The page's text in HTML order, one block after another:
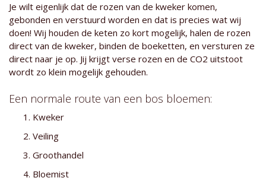
Je wilt eigenlijk dat de rozen van de kweker komen,
gebonden en verstuurd worden en dat is precies wat wij
doen! Wij houden de keten zo kort mogelijk, halen de rozen
direct van de kweker, binden de boeketten, en versturen ze
direct naar je op. Jij krijgt verse rozen en de CO2 uitstoot
wordt zo klein mogelijk gehouden.
Een normale route van een bos bloemen:
Kweker
Veiling
Groothandel
Bloemist